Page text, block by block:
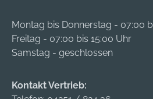
Gewicht: ca. 900g
(Größe 42)
Montag bis Donnerstag - 07:00
Freitag - 07:00 bis 15:00 Uhr
Samstag - geschlossen
Kontakt Vertrieb: